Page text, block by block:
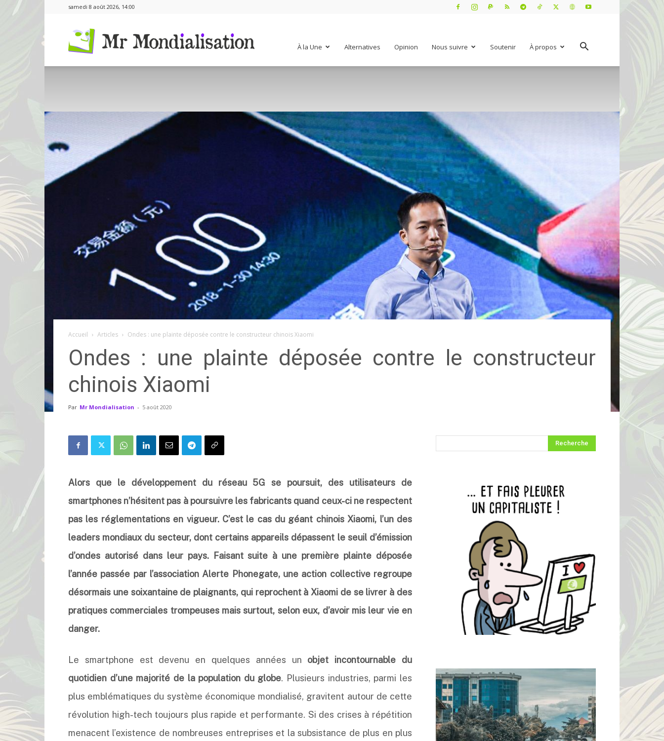
samedi 8 août 2026, 14:00
À la Une Alternatives Opinion Nous suivre Soutenir À propos
Accueil Articles Ondes : une plainte déposée contre le constructeur chinois Xiaomi
Ondes : une plainte déposée contre le constructeur
chinois Xiaomi
Par Mr Mondialisation - 5 août 2020
Alors que le développement du réseau 5G se poursuit, des utilisateurs de
smartphones n’hésitent pas à poursuivre les fabricants quand ceux-ci ne respectent
pas les réglementations en vigueur. C’est le cas du géant chinois Xiaomi, l’un des
leaders mondiaux du secteur, dont certains appareils dépassent le seuil d’émission
d’ondes autorisé dans leur pays. Faisant suite à une première plainte déposée
l’année passée par l’association Alerte Phonegate, une action collective regroupe
désormais une soixantaine de plaignants, qui reprochent à Xiaomi de se livrer à des
pratiques commerciales trompeuses mais surtout, selon eux, d’avoir mis leur vie en
danger.
Le smartphone est devenu en quelques années un objet incontournable du
quotidien d’une majorité de la population du globe. Plusieurs industries, parmi les
plus emblématiques du système économique mondialisé, gravitent autour de cette
révolution high-tech toujours plus rapide et performante. Si des crises à répétition
menacent l’existence de nombreuses entreprises et la subsistance de plus en plus